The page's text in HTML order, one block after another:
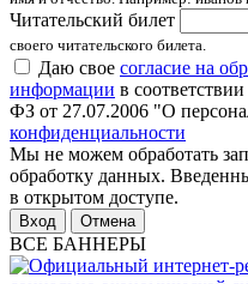
Читательский билет
своего читательского билета.
Даю свое согласие на
информации в
ФЗ от 27.07.2006 "О
конфиденциальности
Мы не можем обработать
обработку данных.
в открытом доступе.
Отмена
ВСЕ БАННЕРЫ